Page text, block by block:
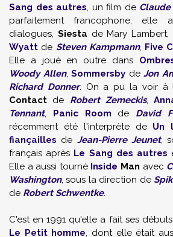
Sang des autres, un film de
parfaitement francophone, elle
dialogues, Siesta de Mary Lambert,
Wyatt de Steven Kampmann, Five
Elle a joué en outre dans
Woody Allen, Sommersby de Jon
Richard Donner. On a pu la voir à
Contact de Robert Zemeckis,
Tennant, Panic Room de David
récemment été l'interprète de Un
fiançailles de Jean-Pierre Jeunet,
français après Le Sang des autres
Elle a aussi tourné Inside Man avec
Washington, sous la direction de
de Robert Schwentke.
C'est en 1991 qu'elle a fait ses
Le Petit homme, dont elle était